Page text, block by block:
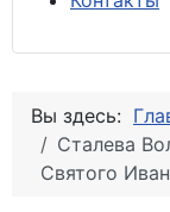
Вы здесь:
Сталева
Святого